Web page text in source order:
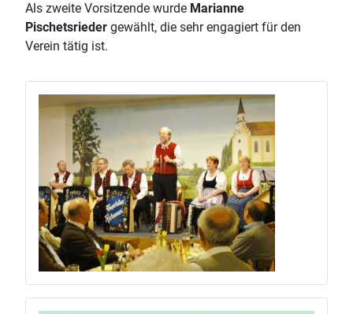
Als zweite Vorsitzende wurde Marianne
Pischetsrieder gewählt, die sehr engagiert für den
Verein tätig ist.